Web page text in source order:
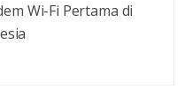
Wi-Fi Pertama di